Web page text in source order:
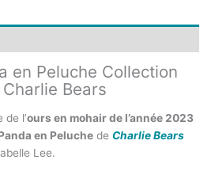
en Peluche Collection
Bears
l’ours en mohair de l’année 2023
en Peluche de Charlie Bears
Lee.